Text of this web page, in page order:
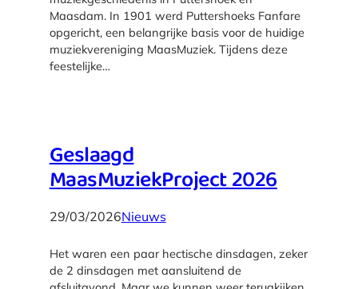
Maasdam. In 1901 werd Puttershoeks Fanfare
opgericht, een belangrijke basis voor de huidige
muziekvereniging MaasMuziek. Tijdens deze
feestelijke…
Geslaagd
MaasMuziekProject 2026
29/03/2026Nieuws
Het waren een paar hectische dinsdagen, zeker
de 2 dinsdagen met aansluitend de